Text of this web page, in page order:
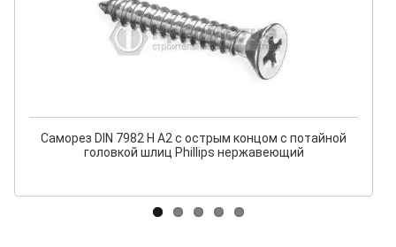
Саморез DIN 7982 H A2 с острым концом с потайной
головкой шлиц Phillips нержавеющий